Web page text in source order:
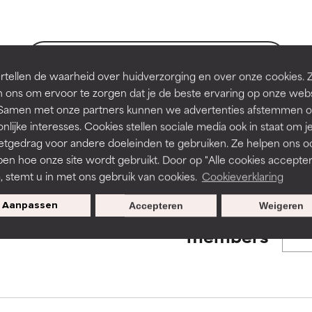
de waarheid over huidverzorging en over onze cookies.
ons om ervoor te zorgen dat je de beste ervaring op onze
met onze partners kunnen we advertenties afstemmen
interesses. Cookies stellen sociale media ook in staat om je
voor andere doeleinden te gebruiken. Ze helpen ons
hoe onze site wordt gebruikt. Door op "Alle cookies
stemt u in met ons gebruik van cookies. Cookieverklaring
Aanpassen Weigeren
Accepteren
to assess ingredients in this dictionary. Regulations
irriterend maar kan esthetische, stabiliteits- of andere
is aanwezig. Het risico wordt vergroot als het gecombineerd
ingrediënten.
droogheid, enz. veroorzaken. Kan in sommige gevallen
irriterend maar kan esthetische, stabiliteits- of andere
is aanwezig. Het risico wordt vergroot als het gecombineerd
ingrediënten.
droogheid, enz. veroorzaken. Kan in sommige gevallen
Exclusieve aanbiedingen voor
members